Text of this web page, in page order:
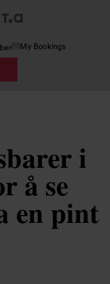
My Bookings
i
å se
en pint